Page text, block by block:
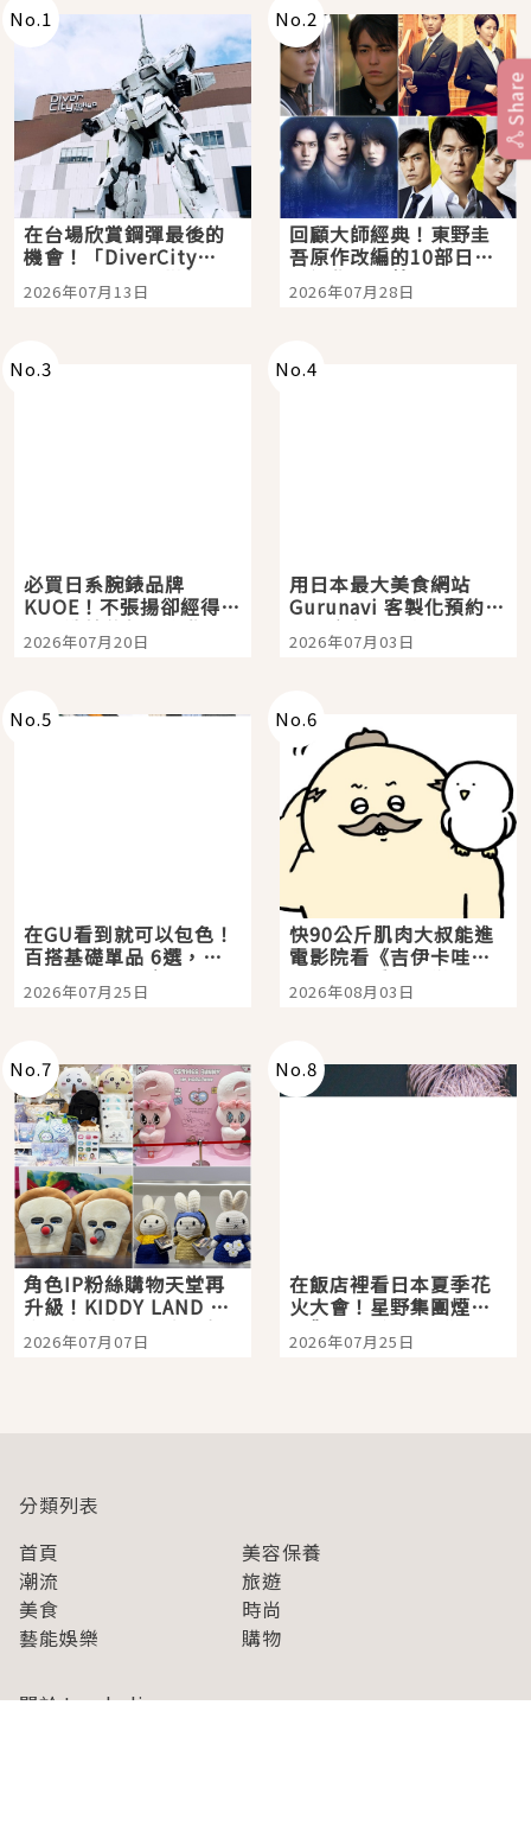
No.1
在台場欣賞鋼彈最後的
機會！「DiverCity
Tokyo Plaza」搭船、
購物、美食及夜景，一
2026年07月13日
No.2
回顧大師經典！東野圭
吾原作改編的10部日本
影視作品推薦
2026年07月28日
No.3
必買日系腕錶品牌
KUOE！不張揚卻經得起
時間洗鍊的經典之作五
選
2026年07月20日
No.4
用日本最大美食網站
Gurunavi 客製化預約九
大都市餐廳，打造專屬
美食體驗！
2026年07月03日
No.5
在GU看到就可以包色！
百搭基礎單品 6選，閉
眼全收也不心疼
2026年07月25日
No.6
快90公斤肌肉大叔能進
電影院看《吉伊卡哇》
嗎？日本重金屬樂團
「打首」會長與nagano
2026年08月03日
No.7
角色IP粉絲購物天堂再
升級！KIDDY LAND 原
宿店吉伊卡哇迎客，新
開幕 OMOKADO 店3分
2026年07月07日
No.8
在飯店裡看日本夏季花
火大會！星野集團煙火
景觀飯店6選，讓你不用
人擠人悠閒欣賞
2026年07月25日
Share
分類列表
首頁
美容保養
潮流
旅遊
美食
時尚
藝能娛樂
購物
關於Japaholic